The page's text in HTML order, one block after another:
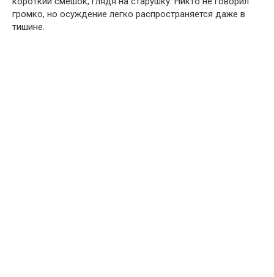
громко, но осуждение легко распространяется даже в
тишине.